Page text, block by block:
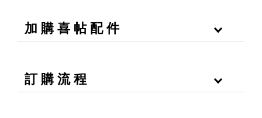
加 購 喜 帖 配 件
訂 購 流 程